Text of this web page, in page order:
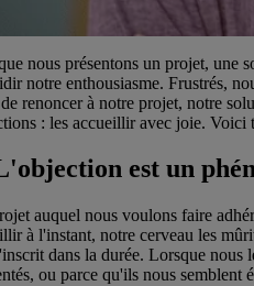
nous présentons un projet, une
notre enthousiasme. Frustrés,
renoncer à notre projet, notre
: les accueillir avec joie. Voici
est un
auquel nous voulons faire
à l'instant, notre cerveau les
dans la durée. Lorsque nous
ou parce qu'ils nous semblent